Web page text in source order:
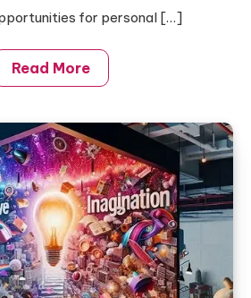
for personal […]
Read More